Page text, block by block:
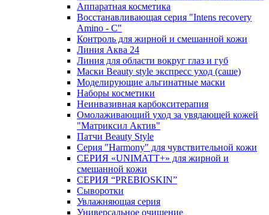
Аппаратная косметика
Восстанавливающая серия "Intens recovery
Amino - C"
Контроль для жирной и смешанной кожи
Линия Аква 24
Линия для области вокруг глаз и губ
Маски Beauty style экспресс уход (саше)
Моделирующие альгинатные маски
Наборы косметики
Неинвазивная карбокситерапия
Омолаживающий уход за увядающей кожей
"Матриксил Актив"
Патчи Beauty Style
Серия "Harmony" для чувствительной кожи
СЕРИЯ «UNIMATT+» для жирной и
смешанной кожи
СЕРИЯ “PREBIOSKIN”
Сыворотки
Увлажняющая серия
Универсальное очищение